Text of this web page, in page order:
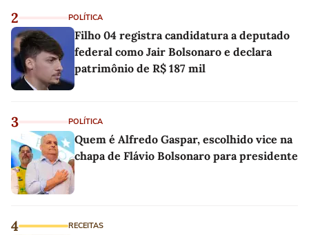
2 POLÍTICA
Filho 04 registra candidatura a deputado
federal como Jair Bolsonaro e declara
patrimônio de R$ 187 mil
3 POLÍTICA
Quem é Alfredo Gaspar, escolhido vice na
chapa de Flávio Bolsonaro para presidente
4 RECEITAS